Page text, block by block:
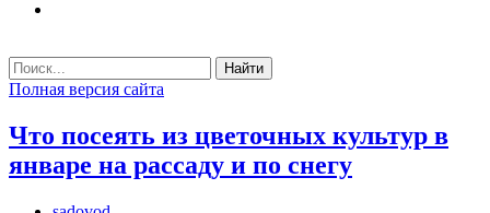
Найти
Полная версия сайта
Что посеять из цветочных культур в
январе на рассаду и по снегу